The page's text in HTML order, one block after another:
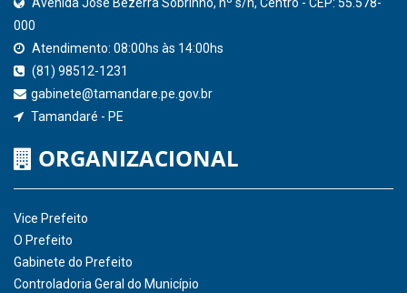
Consultar Convênios
Receber Informações sobre novos Repasses
Hora:17:02/ Quinta-Feira,06 de agosto
de 2026
INSTITUCIONAL
CNPJ: 01.596.018/0001-60